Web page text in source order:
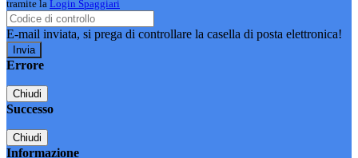
tramite la Login Spaggiari
E-mail inviata, si prega di controllare la casella di posta elettronica!
Errore
Chiudi
Successo
Chiudi
Informazione